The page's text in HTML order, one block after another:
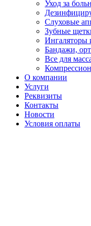
Уход за
Слуховые
Зубные
Ингаляторы
Бандажи,
Все для
О компании
Услуги
Реквизиты
Контакты
Новости
Условия оплаты